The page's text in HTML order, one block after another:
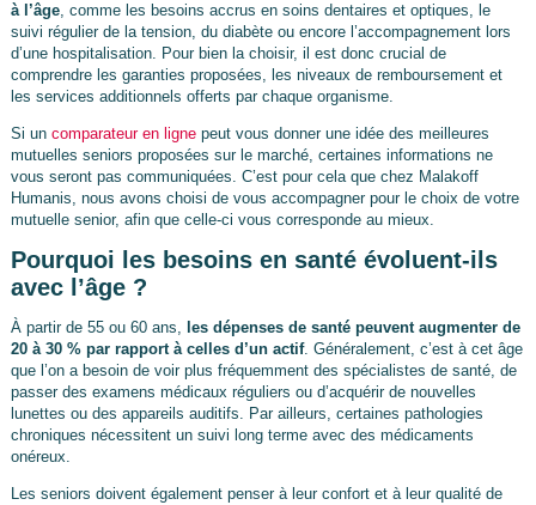
à l’âge, comme les besoins accrus en soins dentaires et optiques, le
suivi régulier de la tension, du diabète ou encore l’accompagnement lors
d’une hospitalisation. Pour bien la choisir, il est donc crucial de
comprendre les garanties proposées, les niveaux de remboursement et
les services additionnels offerts par chaque organisme.
Si un comparateur en lignepeut vous donner une idée des meilleures
mutuelles seniors proposées sur le marché, certaines informations ne
vous seront pas communiquées. C’est pour cela que chez Malakoff
Humanis, nous avons choisi de vous accompagner pour le choix de votre
mutuelle senior, afin que celle-ci vous corresponde au mieux.
Pourquoi les besoins en santé évoluent-ils
avec l’âge ?
À partir de 55 ou 60 ans, les dépenses de santé peuvent augmenter de
20 à 30 % par rapport à celles d’un actif. Généralement, c’est à cet âge
que l’on a besoin de voir plus fréquemment des spécialistes de santé, de
passer des examens médicaux réguliers ou d’acquérir de nouvelles
lunettes ou des appareils auditifs. Par ailleurs, certaines pathologies
chroniques nécessitent un suivi long terme avec des médicaments
onéreux.
Les seniors doivent également penser à leur confort et à leur qualité de